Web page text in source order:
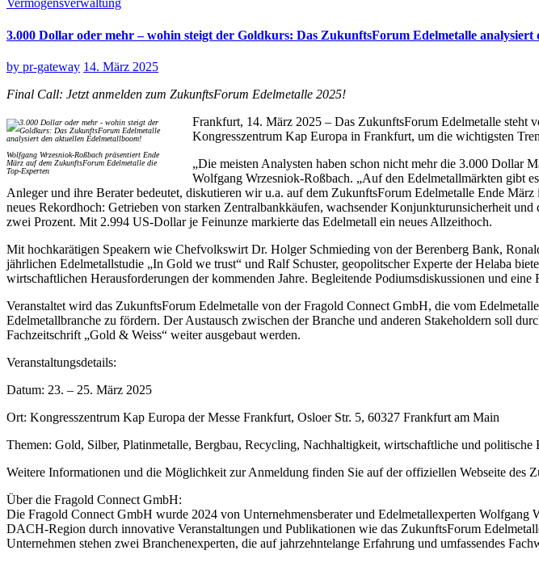
Vermögensverwaltung
3.000 Dollar oder mehr – wohin steigt der Goldkurs: Das ZukunftsForum Edelmetalle analysiert
by pr-gateway 14. März 2025
Final Call: Jetzt anmelden zum ZukunftsForum Edelmetalle 2025!
Wolfgang Wrzesniok-Roßbach präsentiert Ende
März auf dem ZukunftsForum Edelmetalle die
Top-Experten
Frankfurt, 14. März 2025 – Das ZukunftsForum Edelmetalle steht
Kongresszentrum Kap Europa in Frankfurt, um die wichtigsten
„Die meisten Analysten haben schon nicht mehr die 3.000 Dollar
Wolfgang Wrzesniok-Roßbach. „Auf den Edelmetallmärkten gibt
Anleger und ihre Berater bedeutet, diskutieren wir u.a. auf dem ZukunftsForum Edelmetalle Ende
neues Rekordhoch: Getrieben von starken Zentralbankkäufen, wachsender Konjunkturunsicherheit
zwei Prozent. Mit 2.994 US-Dollar je Feinunze markierte das Edelmetall ein neues Allzeithoch.
Mit hochkarätigen Speakern wie Chefvolkswirt Dr. Holger Schmieding von der Berenberg Bank,
jährlichen Edelmetallstudie „In Gold we trust“ und Ralf Schuster, geopolitscher Experte der Helaba
wirtschaftlichen Herausforderungen der kommenden Jahre. Begleitende Podiumsdiskussionen und eine
Veranstaltet wird das ZukunftsForum Edelmetalle von der Fragold Connect GmbH, die vom
Edelmetallbranche zu fördern. Der Austausch zwischen der Branche und anderen Stakeholdern soll
Fachzeitschrift „Gold & Weiss“ weiter ausgebaut werden.
Veranstaltungsdetails:
Datum: 23. – 25. März 2025
Ort: Kongresszentrum Kap Europa der Messe Frankfurt, Osloer Str. 5, 60327 Frankfurt am Main
Themen: Gold, Silber, Platinmetalle, Bergbau, Recycling, Nachhaltigkeit, wirtschaftliche und
Weitere Informationen und die Möglichkeit zur Anmeldung finden Sie auf der offiziellen Webseite des
Über die Fragold Connect GmbH:
Die Fragold Connect GmbH wurde 2024 von Unternehmensberater und Edelmetallexperten
DACH-Region durch innovative Veranstaltungen und Publikationen wie das ZukunftsForum
Unternehmen stehen zwei Branchenexperten, die auf jahrzehntelange Erfahrung und umfassendes